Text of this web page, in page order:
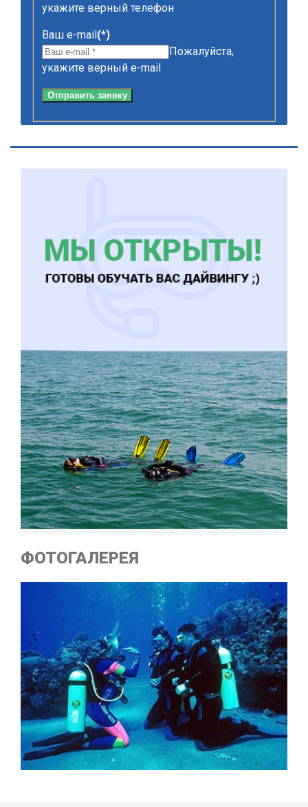
укажите верный телефон
Ваш e-mail(*)
Пожалуйста,
укажите верный e-mail
ФОТОГАЛЕРЕЯ